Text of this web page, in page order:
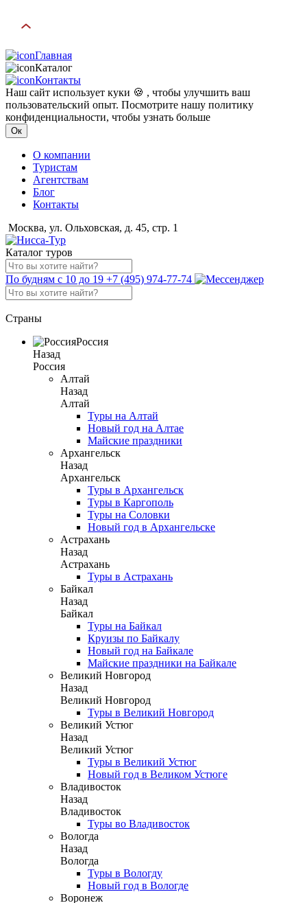
Главная
Каталог
Контакты
Наш сайт использует куки 🍪 , чтобы улучшить ваш
пользовательский опыт. Посмотрите нашу политику
конфиденциальности, чтобы узнать больше
Ок
О компании
Туристам
Агентствам
Блог
Контакты
Москва, ул. Ольховская, д. 45, стр. 1
Каталог туров
По будням с 10 до 19 +7 (495) 974-77-74
Страны
Россия
Назад
Россия
Алтай
Назад
Алтай
Туры на Алтай
Новый год на Алтае
Майские праздники
Архангельск
Назад
Архангельск
Туры в Архангельск
Туры в Каргополь
Туры на Соловки
Новый год в Архангельске
Астрахань
Назад
Астрахань
Туры в Астрахань
Байкал
Назад
Байкал
Туры на Байкал
Круизы по Байкалу
Новый год на Байкале
Майские праздники на Байкале
Великий Новгород
Назад
Великий Новгород
Туры в Великий Новгород
Великий Устюг
Назад
Великий Устюг
Туры в Великий Устюг
Новый год в Великом Устюге
Владивосток
Назад
Владивосток
Туры во Владивосток
Вологда
Назад
Вологда
Туры в Вологду
Новый год в Вологде
Воронеж